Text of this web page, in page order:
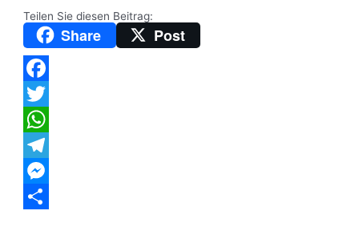
Teilen Sie diesen Beitrag:
Share Post
Facebook
Twitter
WhatsApp
Telegram
Messenger